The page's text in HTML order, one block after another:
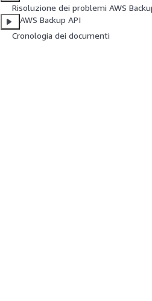
Risoluzione dei problemi AWS
AWS Backup API
Cronologia dei documenti